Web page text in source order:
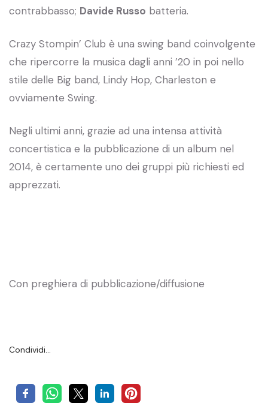
contrabbasso; Davide Russo batteria.
Crazy Stompin’ Club è una swing band coinvolgente
che ripercorre la musica dagli anni ’20 in poi nello
stile delle Big band, Lindy Hop, Charleston e
ovviamente Swing.
Negli ultimi anni, grazie ad una intensa attività
concertistica e la pubblicazione di un album nel
2014, è certamente uno dei gruppi più richiesti ed
apprezzati.
Con preghiera di pubblicazione/diffusione
Condividi…